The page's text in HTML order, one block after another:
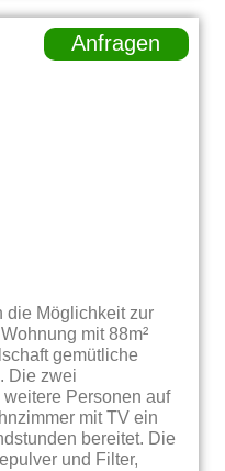
Anfragen
die Möglichkeit zur
mit 88m²
gemütliche
Die zwei
Personen auf
mit TV ein
bereitet. Die
und Filter,